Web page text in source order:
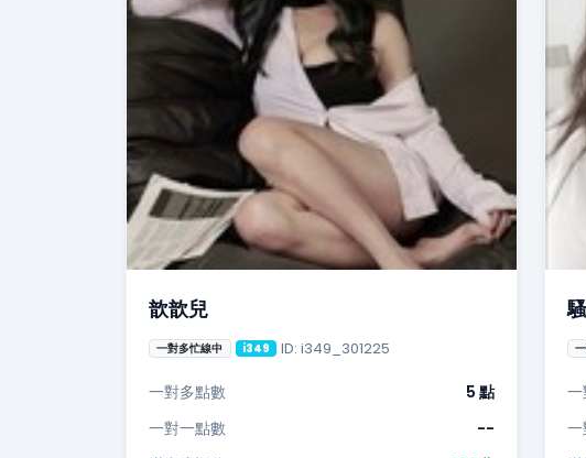
歆歆兒
一對多忙線中 i349 ID: i349_301225
一對多點數
5 點
一對一點數
--